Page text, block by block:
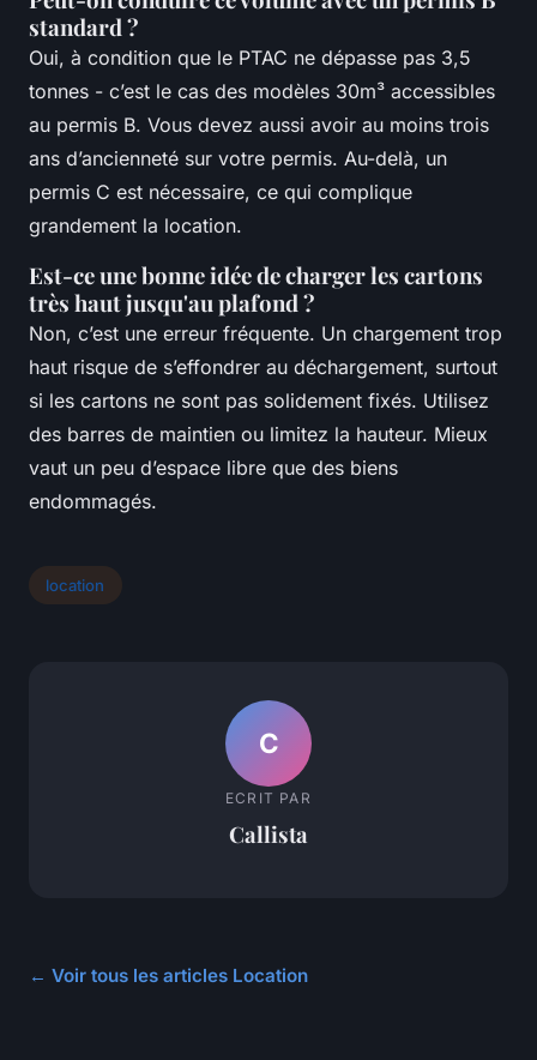
standard ?
Oui, à condition que le PTAC ne dépasse pas 3,5
tonnes - c’est le cas des modèles 30m³ accessibles
au permis B. Vous devez aussi avoir au moins trois
ans d’ancienneté sur votre permis. Au-delà, un
permis C est nécessaire, ce qui complique
grandement la location.
Est-ce une bonne idée de charger les cartons
très haut jusqu'au plafond ?
Non, c’est une erreur fréquente. Un chargement trop
haut risque de s’effondrer au déchargement, surtout
si les cartons ne sont pas solidement fixés. Utilisez
des barres de maintien ou limitez la hauteur. Mieux
vaut un peu d’espace libre que des biens
endommagés.
location
C
ECRIT PAR
Callista
← Voir tous les articles Location